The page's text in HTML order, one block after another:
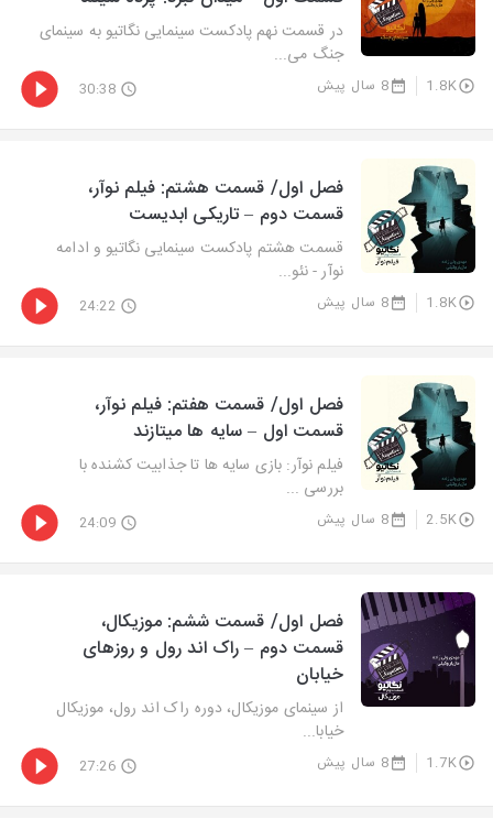
در قسمت نهم پادکست سینمایی نگاتیو به سینمای
جنگ می...
1.8K 8 سال پیش 30:38
فصل اول/ قسمت هشتم: فیلم نوآر،
قسمت دوم – تاریکی ابدیست
قسمت هشتم پادکست سینمایی نگاتیو و ادامه
نوآر - نئو...
1.8K 8 سال پیش 24:22
فصل اول/ قسمت هفتم: فیلم نوآر،
قسمت اول – سایه ها میتازند
فیلم نوآر: بازی سایه ها تا جذابیت کشنده با
بررسی ...
2.5K 8 سال پیش 24:09
فصل اول/ قسمت ششم: موزیکال،
قسمت دوم – راک اند رول و روزهای
خیابان
از سینمای موزیکال، دوره راک اند رول، موزیکال
خیابا...
1.7K 8 سال پیش 27:26